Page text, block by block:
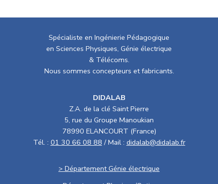
Spécialiste en Ingénierie Pédagogique
en Sciences Physiques, Génie électrique
& Télécoms.
Nous sommes concepteurs et fabricants.
DIDALAB
Z.A. de la clé Saint Pierre
5, rue du Groupe Manoukian
78990 ELANCOURT (France)
Tél. : 01 30 66 08 88 / Mail : didalab@didalab.fr
> Département Génie électrique